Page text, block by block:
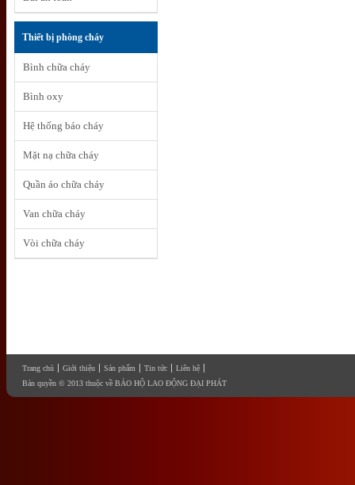
Thiết bị phòng cháy
Bình chữa cháy
Bình oxy
Hệ thống báo cháy
Mặt nạ chữa cháy
Quần áo chữa cháy
Van chữa cháy
Vòi chữa cháy
Trang chủ Giới thiệu Sản phẩm Tin tức
Liên hệ
Bản quyền © 2013 thuộc về BẢO HỘ LAO ĐỘNG ĐẠI PHÁT